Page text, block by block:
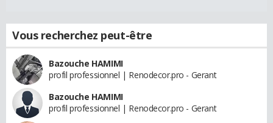
Vous recherchez peut-être
Bazouche HAMIMI
profil professionnel | Renodecor.pro - Gerant
Bazouche HAMIMI
profil professionnel | Renodecor.pro - Gerant